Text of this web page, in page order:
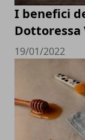
I benefici
Dottoressa
19/01/2022